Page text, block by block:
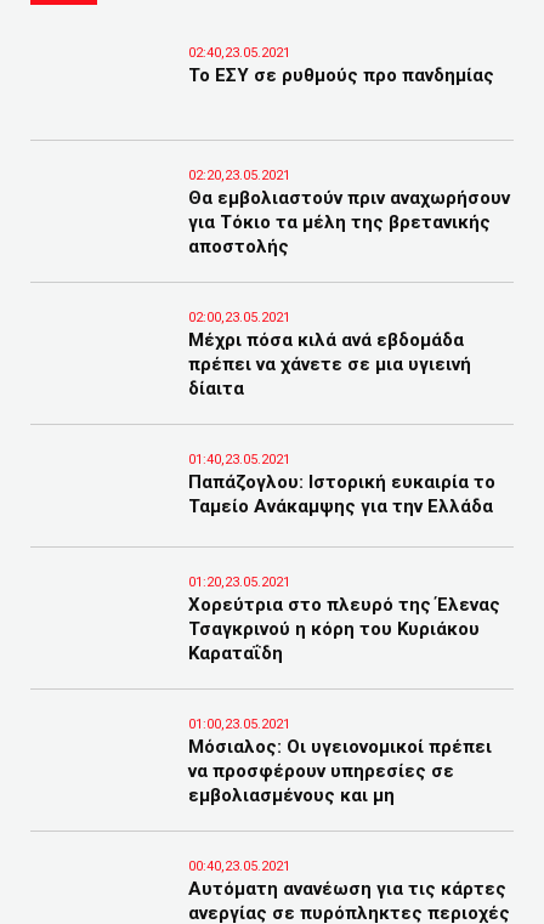
02:40,23.05.2021
Το ΕΣΥ σε ρυθμούς προ πανδημίας
02:20,23.05.2021
Θα εμβολιαστούν πριν αναχωρήσουν
για Τόκιο τα μέλη της βρετανικής
αποστολής
02:00,23.05.2021
Μέχρι πόσα κιλά ανά εβδομάδα
πρέπει να χάνετε σε μια υγιεινή
δίαιτα
01:40,23.05.2021
Παπάζογλου: Ιστορική ευκαιρία το
Ταμείο Ανάκαμψης για την Ελλάδα
01:20,23.05.2021
Χορεύτρια στο πλευρό της Έλενας
Τσαγκρινού η κόρη του Κυριάκου
Καραταΐδη
01:00,23.05.2021
Μόσιαλος: Οι υγειονομικοί πρέπει
να προσφέρουν υπηρεσίες σε
εμβολιασμένους και μη
00:40,23.05.2021
Αυτόματη ανανέωση για τις κάρτες
ανεργίας σε πυρόπληκτες περιοχές